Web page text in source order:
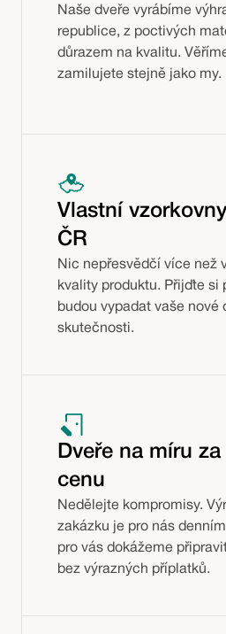
Naše dveře vyrábíme
republice, z poctivých
důrazem na kvalitu.
zamilujete stejně jako my.
Vlastní
ČR
Nic nepřesvědčí více než
kvality produktu. Přijďte si
budou vypadat vaše nové
skutečnosti.
Dveře na míru
cenu
Nedělejte kompromisy.
zakázku je pro nás
pro vás dokážeme
bez výrazných příplatků.